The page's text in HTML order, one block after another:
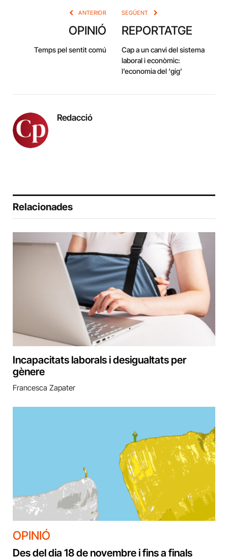
ANTERIOR
OPINIÓ
Temps pel sentit comú
SEGÜENT
REPORTATGE
Cap a un canvi del sistema
laboral i econòmic:
l’economia del ‘gig’
Redacció
Relacionades
Incapacitats laborals i desigualtats per
gènere
Francesca Zapater
OPINIÓ
Des del dia 18 de novembre i fins a finals